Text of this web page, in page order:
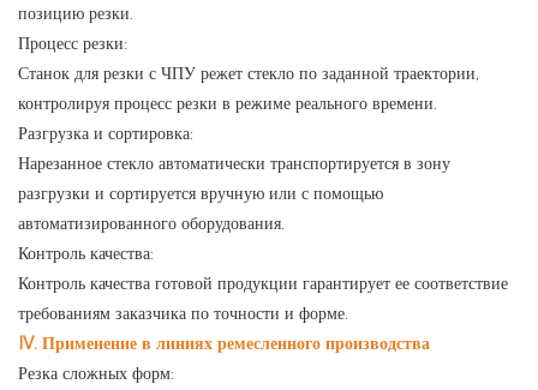
позицию резки.
Процесс резки:
Станок для резки с ЧПУ режет стекло по заданной траектории,
контролируя процесс резки в режиме реального времени.
Разгрузка и сортировка:
Нарезанное стекло автоматически транспортируется в зону
разгрузки и сортируется вручную или с помощью
автоматизированного оборудования.
Контроль качества:
Контроль качества готовой продукции гарантирует ее соответствие
требованиям заказчика по точности и форме.
IV. Применение в линиях ремесленного производства
Резка сложных форм: